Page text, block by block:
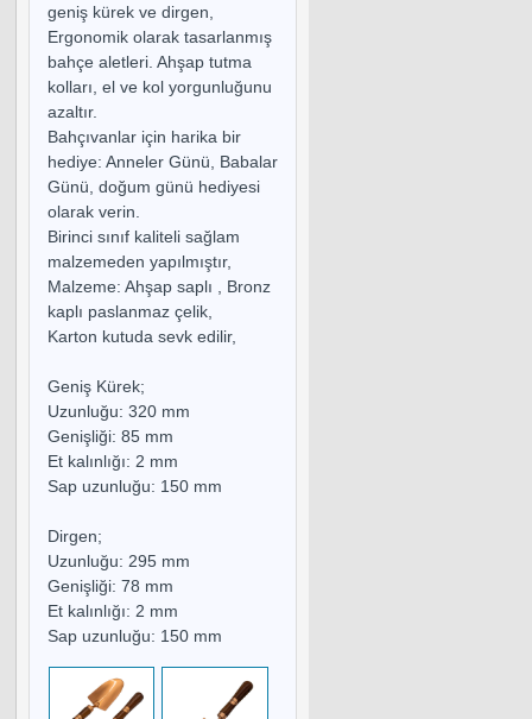
geniş kürek ve dirgen,
Ergonomik olarak tasarlanmış
bahçe aletleri. Ahşap tutma
kolları, el ve kol yorgunluğunu
azaltır.
Bahçıvanlar için harika bir
hediye: Anneler Günü, Babalar
Günü, doğum günü hediyesi
olarak verin.
Birinci sınıf kaliteli sağlam
malzemeden yapılmıştır,
Malzeme: Ahşap saplı , Bronz
kaplı paslanmaz çelik,
Karton kutuda sevk edilir,
Geniş Kürek;
Uzunluğu: 320 mm
Genişliği: 85 mm
Et kalınlığı: 2 mm
Sap uzunluğu: 150 mm
Dirgen;
Uzunluğu: 295 mm
Genişliği: 78 mm
Et kalınlığı: 2 mm
Sap uzunluğu: 150 mm